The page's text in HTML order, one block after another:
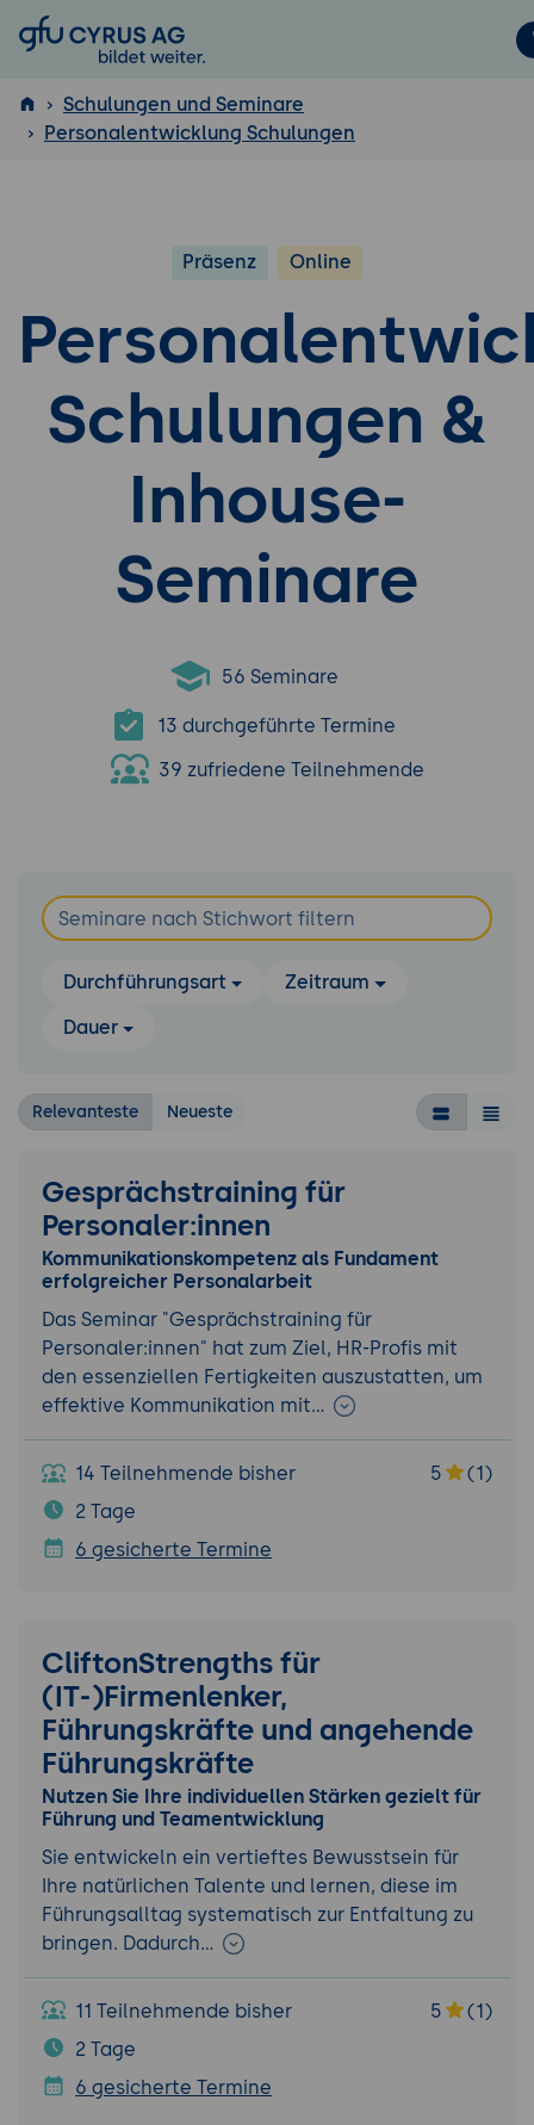
GFU Cyrus AG
ISTQB
Schulungen und Seminare
Personalentwicklung Schulungen
Präsenz Online
Schulungen &
Inhouse-
Seminare
56 Seminare
13 durchgeführte Termine
39 zufriedene Teilnehmende
Durchführungsart
Zeitraum
Dauer
Relevanteste Neueste
Gesprächstraining für
Personaler:innen
Kommunikationskompetenz als Fundament
erfolgreicher Personalarbeit
Das Seminar "Gesprächstraining für
Personaler:innen" hat zum Ziel, HR-Profis mit
den essenziellen Fertigkeiten auszustatten, um
effektive Kommunikation mit…
14 Teilnehmende bisher 5
(1)
2 Tage
6 gesicherte Termine
CliftonStrengths für
(IT-)Firmenlenker,
Führungskräfte und angehende
Führungskräfte
Nutzen Sie Ihre individuellen Stärken gezielt für
Führung und Teamentwicklung
Sie entwickeln ein vertieftes Bewusstsein für
Ihre natürlichen Talente und lernen, diese im
Führungsalltag systematisch zur Entfaltung zu
bringen. Dadurch…
11 Teilnehmende bisher 5
(1)
2 Tage
6 gesicherte Termine